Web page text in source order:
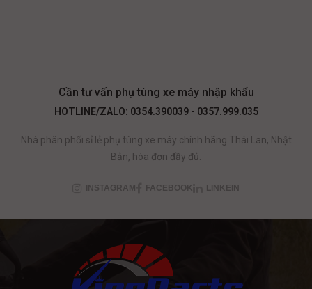
Cần tư vấn phụ tùng xe máy nhập khẩu
HOTLINE/ZALO: 0354.390039 - 0357.999.035
Nhà phân phối sỉ lẻ phụ tùng xe máy chính hãng Thái Lan, Nhật
Bản, hóa đơn đầy đủ.
INSTAGRAM FACEBOOK LINKEIN